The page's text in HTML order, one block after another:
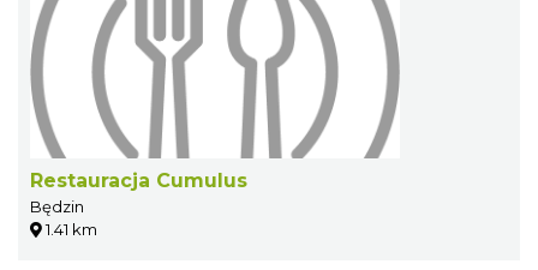
Restauracja Cumulus
Będzin
1.41 km